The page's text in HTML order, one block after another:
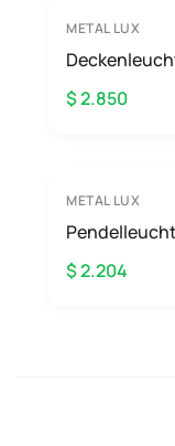
METAL LUX
$ 2.850
METAL LUX
$ 2.204